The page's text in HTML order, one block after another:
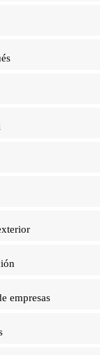
empresas